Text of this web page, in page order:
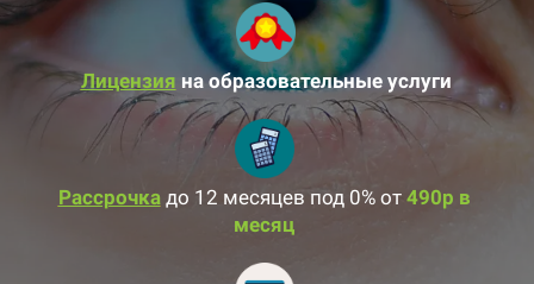
Лицензия на образовательные услуги
Рассрочкадо 12 месяцев под 0% от 490р в
месяц